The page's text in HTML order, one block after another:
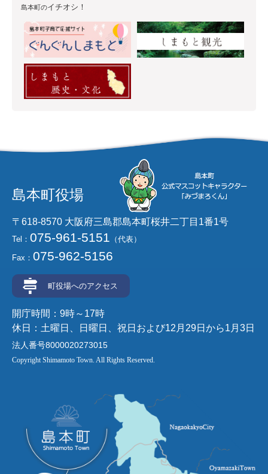
島本町のイチオシ！
島本町役場
〒618-8570 大阪府三島郡島本町桜井二丁目1番1号
Tel： 075-961-5151 （代表）
Fax： 075-962-5156
町役場へのアクセス
開庁時間：9時～17時
休日：土曜日、日曜日、祝日および12月29日から1月3日
法人番号8000020273015
Copyright Shimamoto Town. All Rights Reserved.